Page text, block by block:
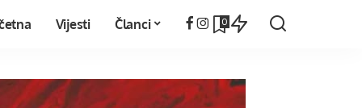
Vijesti Članci 0